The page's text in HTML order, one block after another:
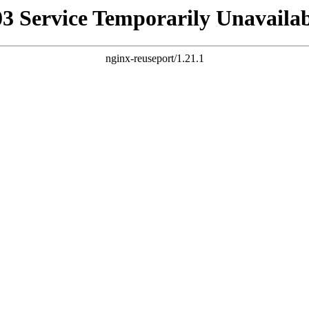
Service Temporarily
nginx-reuseport/1.21.1